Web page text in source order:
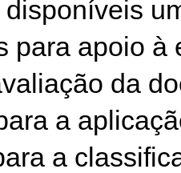
para apoio à
da
a
a